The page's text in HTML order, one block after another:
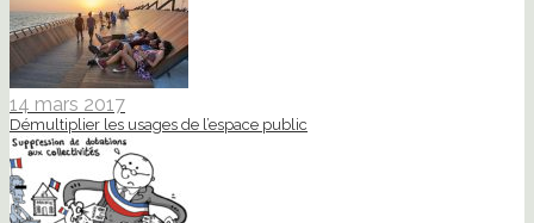
14 mars 2017
Démultiplier les usages de l’espace public